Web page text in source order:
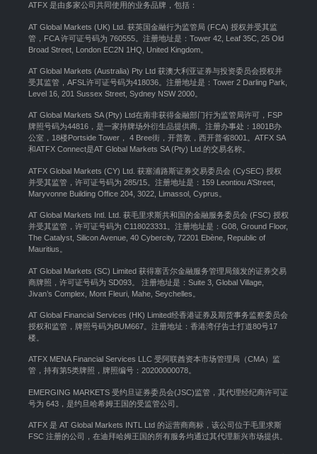
ATFX 是由多家公司共同使用的业务品牌，包括：
AT Global Markets (UK) Ltd. 获英国金融行为监管局 (FCA) 授权并受其监
管，FCA 许可证号码为 760555。注册地址是：Tower 42, Leaf 35C, 25 Old
Broad Street, London EC2N 1HQ, United Kingdom。
AT Global Markets (Australia) Pty Ltd 获澳大利亚证券与投资委员会授权并
受其监管，AFSL许可证号码为418036。注册地址是：Tower 2 Darling Park,
Level 16, 201 Sussex Street, Sydney NSW 2000
AT Global Markets SA (Pty) Ltd在南非获得金融部门行为监管局许可，FSP
牌照号码为44816，是一家持牌场外衍生品提供商。注册办事处：1801B办
公室，18楼Portside Tower， 4 Bree街，开普敦，西开普省8001。ATFX SA
和ATFX Connect是AT Global Markets SA (Pty) Ltd.的交易名称。
ATFX Global Markets (CY) Ltd. 获塞浦路斯证券交易委员会 (CySEC) 授权
并受其监管，许可证号码为 285/15。注册地址是：159 Leontiou A’Street,
Maryvonne Building Office 204, 3022, Limassol, Cyprus。
AT Global Markets Intl. Ltd. 获毛里求斯共和国的金融服务委员会 (FSC) 授权
并受其监管，许可证号码为 C118023331。注册地址是：G08, Ground Floor,
The Catalyst, Silicon Avenue, 40 Cybercity, 72201 Ebène, Republic of
Mauritius。
AT Global Markets (SC) Limited 获得塞舌尔金融服务管理局颁发的证券交易
商牌照，许可证号码为 SD093。 注册地址是：Suite 3, Global Village,
Jivan’s Complex, Mont Fleuri, Mahe, Seychelles。
AT Global Financial Services (HK) Limited经香港证券及期货事务监察委员会
授权和监管，牌照号码为BUM667。注册地址：香港湾仔告士打道80号17
楼。
ATFX MENA Financial Services LLC 受阿联酋资本市场管理局（CMA）监
管，持有第5类牌照，牌照编号：20200000078。
EMERGING MARKETS 受约旦证券委员会(JSC)监管，其代理经纪商许可证
号为 643，是约旦哈希姆王国的受监管公司。
ATFX 是 AT Global Markets INTL Ltd 的运营商商标，该公司位于毛里求斯
FSC 注册的公司，在迪拜哈姆王国的所有服务均通过其代理新兴市场提供。